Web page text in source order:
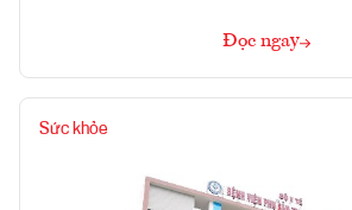
Đọc ngay
Sức khỏe